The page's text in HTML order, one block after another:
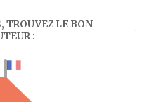
TROUVEZ LE BON
: